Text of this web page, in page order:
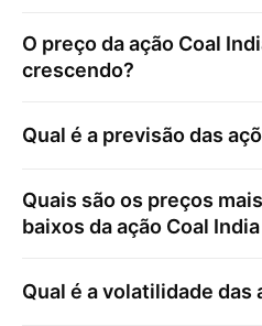
O preço da ação Coal
crescendo?
Qual é a previsão das
Quais são os preços
baixos da ação Coal
Qual é a volatilidade das